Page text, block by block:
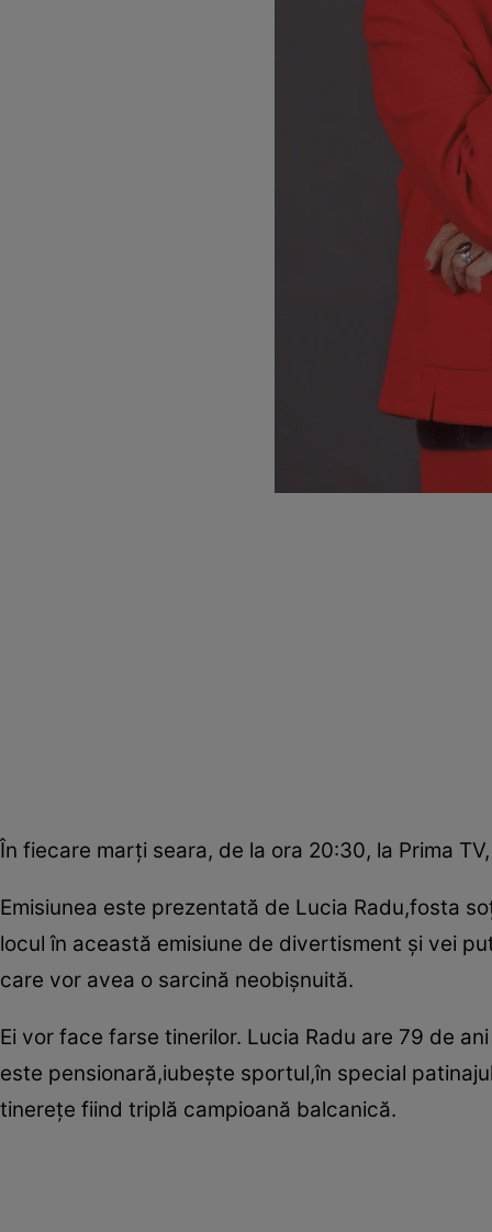
În fiecare marţi seara, de la ora 20:30, la Prima
Emisiunea este prezentată de Lucia Radu,fosta
locul în această emisiune de divertisment şi vei
care vor avea o sarcină neobişnuită.
Ei vor face farse tinerilor. Lucia Radu are 79 de
este pensionară,iubeşte sportul,în special
tinereţe fiind triplă campioană balcanică.